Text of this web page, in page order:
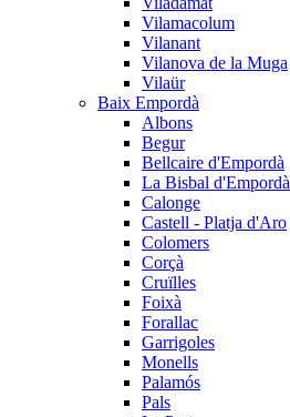
Vilamacolum
Vilanant
Vilanova de la Muga
Vilaür
Baix Empordà
Albons
Begur
Bellcaire d'Empordà
La Bisbal d'Empordà
Calonge
Castell - Platja d'Aro
Colomers
Corçà
Cruïlles
Foixà
Forallac
Garrigoles
Monells
Palamós
Pals